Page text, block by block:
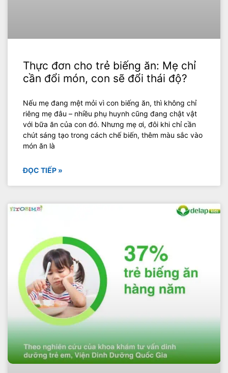
Thực đơn cho trẻ biếng ăn: Mẹ chỉ
cần đổi món, con sẽ đổi thái độ?
Nếu mẹ đang mệt mỏi vì con biếng ăn, thì không chỉ
riêng mẹ đâu – nhiều phụ huynh cũng đang chật vật
với bữa ăn của con đó. Nhưng mẹ ơi, đôi khi chỉ cần
chút sáng tạo trong cách chế biến, thêm màu sắc vào
món ăn là
ĐỌC TIẾP »